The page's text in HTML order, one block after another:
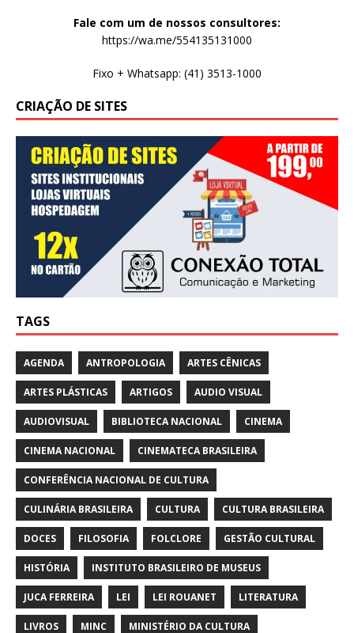
Fale com um de nossos consultores:
https://wa.me/554135131000
Fixo + Whatsapp: (41) 3513-1000
CRIAÇÃO DE SITES
TAGS
AGENDA ANTROPOLOGIA ARTES CÊNICAS
ARTES PLÁSTICAS ARTIGOS AUDIO VISUAL
AUDIOVISUAL BIBLIOTECA NACIONAL CINEMA
CINEMA NACIONAL CINEMATECA BRASILEIRA
CONFERÊNCIA NACIONAL DE CULTURA
CULINÁRIA BRASILEIRA CULTURA CULTURA BRASILEIRA
DOCES FILOSOFIA FOLCLORE GESTÃO CULTURAL
HISTÓRIA INSTITUTO BRASILEIRO DE MUSEUS
JUCA FERREIRA LEI LEI ROUANET LITERATURA
LIVROS MINC MINISTÉRIO DA CULTURA